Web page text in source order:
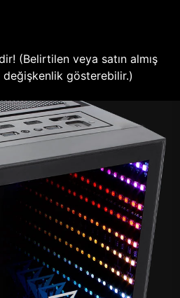
(Belirtilen veya satın almış
gösterebilir.)